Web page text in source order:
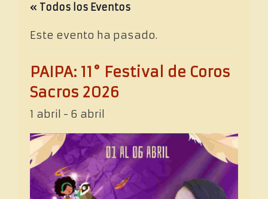
« Todos los Eventos
Este evento ha pasado.
PAIPA: 11° Festival de Coros
Sacros 2026
1 abril - 6 abril